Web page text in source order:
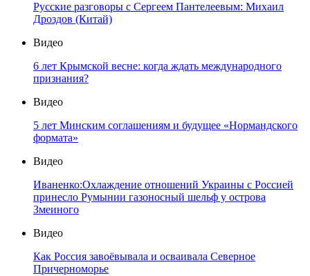
Русские разговоры с Сергеем Пантелеевым: Михаил
Дроздов (Китай)
Видео
6 лет Крымской весне: когда ждать международного
признания?
Видео
5 лет Минским соглашениям и будущее «Нормандского
формата»
Видео
Иваненко:Охлаждение отношений Украины с Россией
принесло Румынии газоносный шельф у острова
Змеиного
Видео
Как Россия завоёвывала и осваивала Северное
Причерноморье